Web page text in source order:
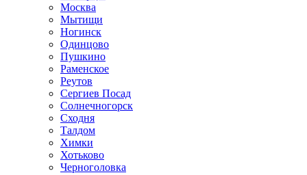
Москва
Мытищи
Ногинск
Одинцово
Пушкино
Раменское
Реутов
Сергиев Посад
Солнечногорск
Сходня
Талдом
Химки
Хотьково
Черноголовка